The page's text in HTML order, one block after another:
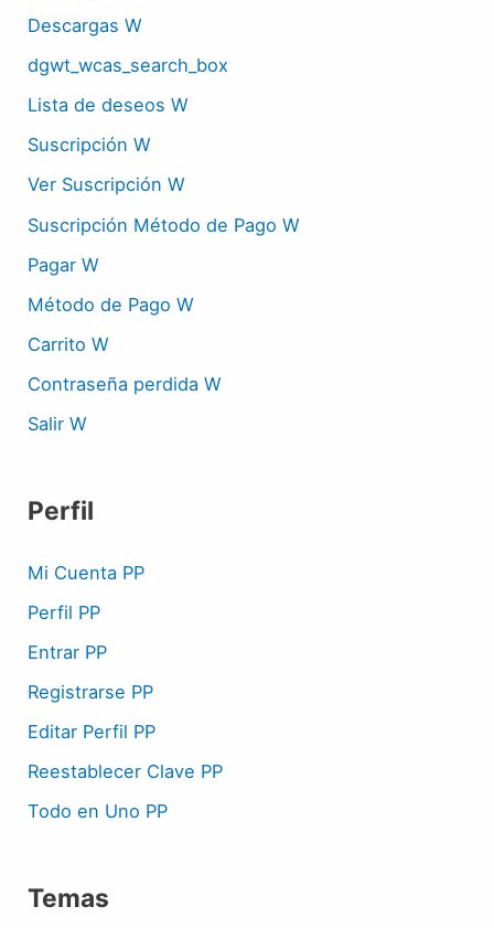
Descargas W
dgwt_wcas_search_box
Lista de deseos W
Suscripción W
Ver Suscripción W
Suscripción Método de Pago W
Pagar W
Método de Pago W
Carrito W
Contraseña perdida W
Salir W
Perfil
Mi Cuenta PP
Perfil PP
Entrar PP
Registrarse PP
Editar Perfil PP
Reestablecer Clave PP
Todo en Uno PP
Temas